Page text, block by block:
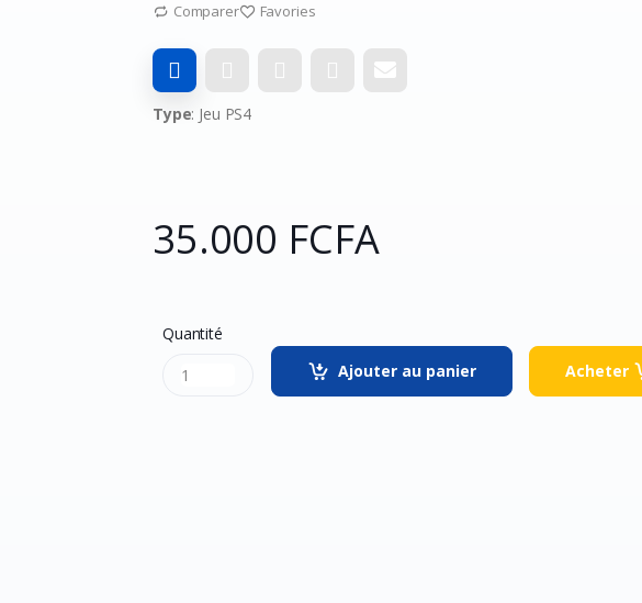
Comparer Favories
Type: Jeu PS4
35.000 FCFA
Quantité
Ajouter au panier
Acheter